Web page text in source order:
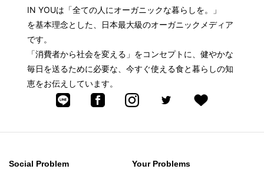
IN YOUは「全ての人にオーガニックな暮らしを。」
を基本理念とした、日本最大級のオーガニックメディア
です。
「消費者から社会を変える」をコンセプトに、健やかな
毎日を送るために必要な、今すぐ使える食と暮らしの知
恵をお伝えしています。
Social Problem Your Problems